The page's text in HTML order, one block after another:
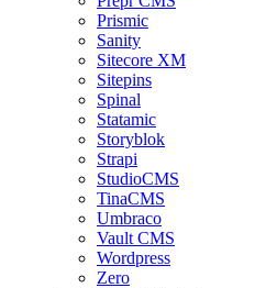
Prismic
Sanity
Sitecore XM
Sitepins
Spinal
Statamic
Storyblok
Strapi
StudioCMS
TinaCMS
Umbraco
Vault CMS
Wordpress
Zero